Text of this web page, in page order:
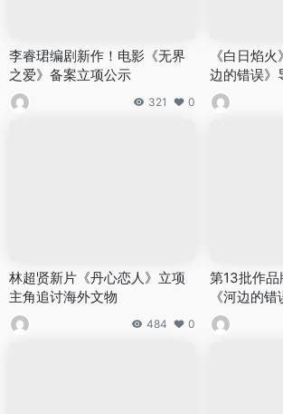
李睿珺编剧新作！电影《无界
之爱》备案立项公示
321 0
《白日焰
边的错误》
林超贤新片《丹心恋人》立项
主角追讨海外文物
484 0
第13批作
《河边的